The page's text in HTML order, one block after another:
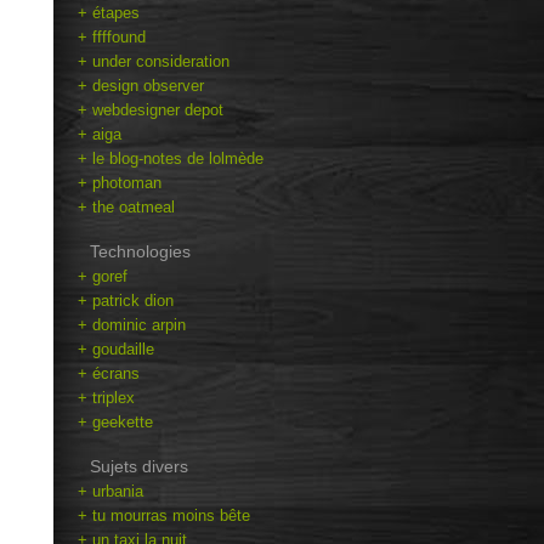
+ étapes
+ ffffound
+ under consideration
+ design observer
+ webdesigner depot
+ aiga
+ le blog-notes de lolmède
+ photoman
+ the oatmeal
Technologies
+ goref
+ patrick dion
+ dominic arpin
+ goudaille
+ écrans
+ triplex
+ geekette
Sujets divers
+ urbania
+ tu mourras moins bête
+ un taxi la nuit